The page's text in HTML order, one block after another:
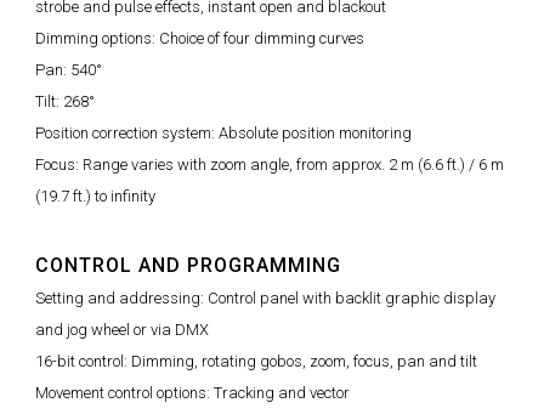
strobe and pulse effects, instant open and blackout
Dimming options: Choice of four dimming curves
Pan: 540°
Tilt: 268°
Position correction system: Absolute position monitoring
Focus: Range varies with zoom angle, from approx. 2 m (6.6 ft.) / 6 m
(19.7 ft.) to infinity
CONTROL AND PROGRAMMING
Setting and addressing: Control panel with backlit graphic display
and jog wheel or via DMX
16-bit control: Dimming, rotating gobos, zoom, focus, pan and tilt
Movement control options: Tracking and vector